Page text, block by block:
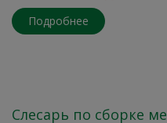
Подробнее
Слесарь по сборке